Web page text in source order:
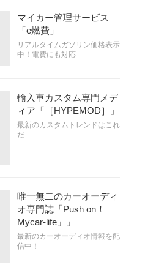
マイカー管理サービス
「e燃費」
リアルタイムガソリン価格表示
中！電費にも対応
輸入車カスタム専門メデ
ィア「［HYPEMOD］」
最新のカスタムトレンドはこれ
だ
唯一無二のカーオーディ
オ専門誌「Push on！
Mycar-life」」
最新のカーオーディオ情報を配
信中！